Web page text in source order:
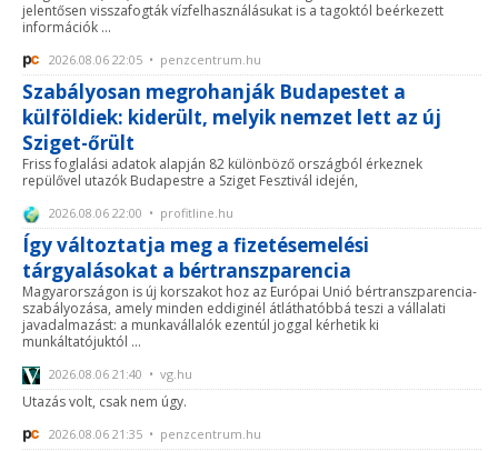
jelentősen visszafogták vízfelhasználásukat is a tagoktól beérkezett
információk ...
2026.08.06 22:05 • penzcentrum.hu
Szabályosan megrohanják Budapestet a
külföldiek: kiderült, melyik nemzet lett az új
Sziget-őrült
Friss foglalási adatok alapján 82 különböző országból érkeznek
repülővel utazók Budapestre a Sziget Fesztivál idején,
2026.08.06 22:00 • profitline.hu
Így változtatja meg a fizetésemelési
tárgyalásokat a bértranszparencia
Magyarországon is új korszakot hoz az Európai Unió bértranszparencia-
szabályozása, amely minden eddiginél átláthatóbbá teszi a vállalati
javadalmazást: a munkavállalók ezentúl joggal kérhetik ki
munkáltatójuktól ...
2026.08.06 21:40 • vg.hu
Utazás volt, csak nem úgy.
2026.08.06 21:35 • penzcentrum.hu